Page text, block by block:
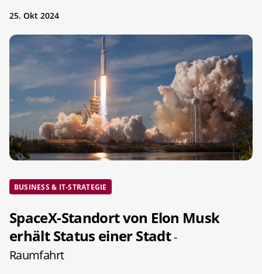
25. Okt 2024
BUSINESS & IT-STRATEGIE
SpaceX-Standort von Elon Musk
erhält Status einer Stadt-
Raumfahrt